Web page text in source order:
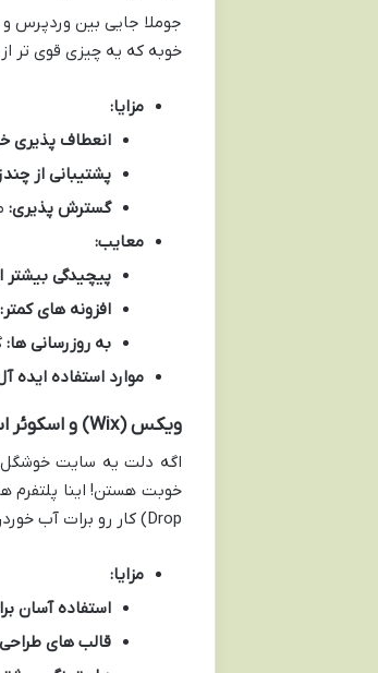
جوملا جایی بین وردپرس و
خوبه که یه چیزی قوی تر
مزایا:
انعطاف پذیری
پشتیبانی از
گسترش پذیری:
معایب:
پیچیدگی بیشتر
افزونه های کمتر:
به روزرسانی ها:
موارد استفاده ایده
ویکس (Wix) و اسکوئر اسپیس (Squarespace)
اگه دلت یه سایت خوشگل
Drop) کار رو برات آب خوردن می کنن.
مزایا:
استفاده آسان
قالب های